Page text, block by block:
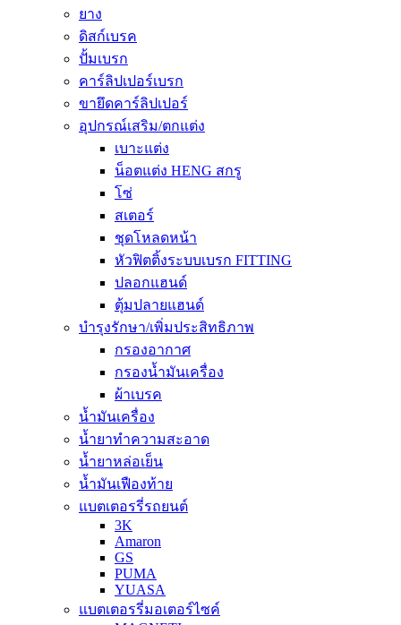
ยาง
ดิสก์เบรค
ปั้มเบรก
คาร์ลิปเปอร์เบรก
ขายึดคาร์ลิปเปอร์
อุปกรณ์เสริม/ตกแต่ง
เบาะแต่ง
น็อตแต่ง HENG สกรู
โซ่
สเตอร์
ชุดโหลดหน้า
หัวฟิตติ้งระบบเบรก FITTING
ปลอกแฮนด์
ตุ้มปลายแฮนด์
บำรุงรักษา/เพิ่มประสิทธิภาพ
กรองอากาศ
กรองน้ำมันเครื่อง
ผ้าเบรค
น้ำมันเครื่อง
น้ำยาทำความสะอาด
น้ำยาหล่อเย็น
น้ำมันเฟืองท้าย
แบตเตอรรี่รถยนต์
3K
Amaron
GS
PUMA
YUASA
แบตเตอรรี่มอเตอร์ไซค์